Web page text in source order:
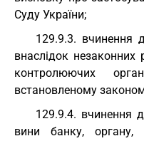
Суду України;
129.9.3. вчинення
внаслідок незаконних
контролюючих
встановленому
129.9.4. вчинення
вини банку, органу,